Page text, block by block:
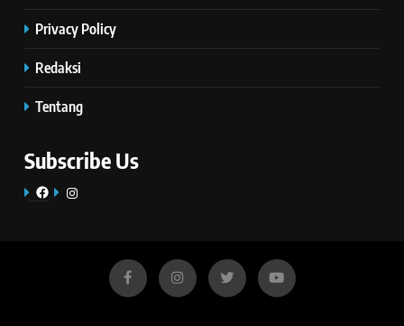
Privacy Policy
Redaksi
Tentang
Subscribe Us
FacebookInstagram